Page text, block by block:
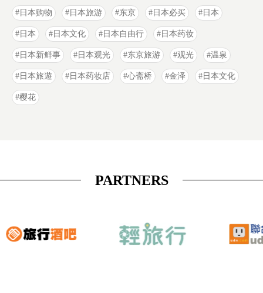
日本购物 日本旅游 东京 日本必买 日本
日本 日本文化 日本自由行 日本药妆
日本新鲜事 日本观光 东京旅游 观光 温泉
日本旅遊 日本药妆店 心斋桥 金泽 日本文化
樱花
PARTNERS